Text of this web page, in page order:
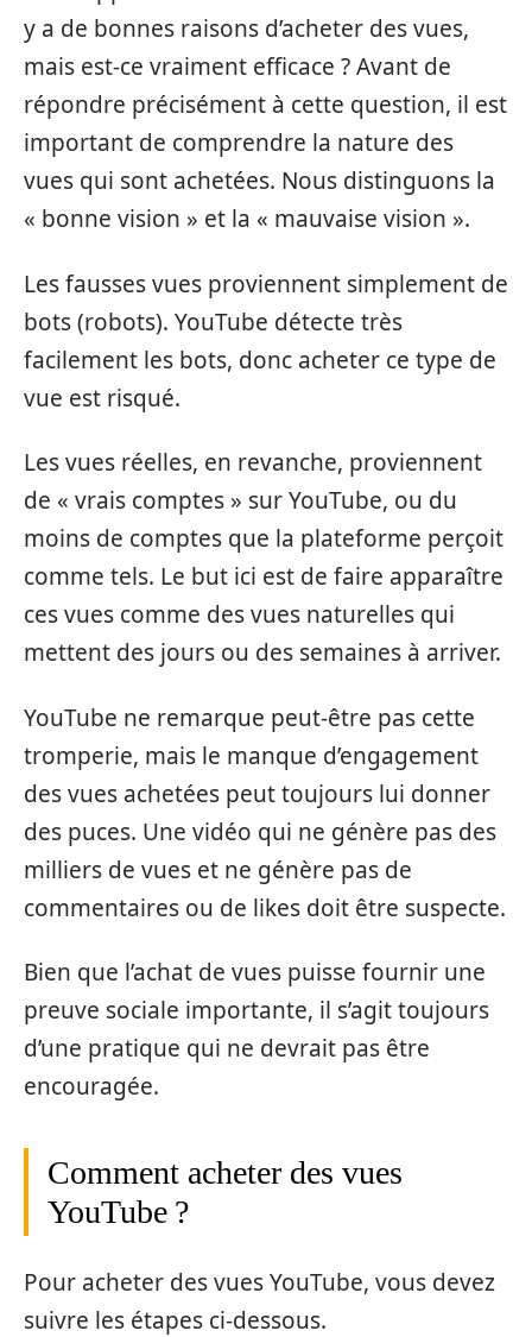
y a de bonnes raisons d’acheter des vues,
mais est-ce vraiment efficace ? Avant de
répondre précisément à cette question, il est
important de comprendre la nature des
vues qui sont achetées. Nous distinguons la
« bonne vision » et la « mauvaise vision ».
Les fausses vues proviennent simplement de
bots (robots). YouTube détecte très
facilement les bots, donc acheter ce type de
vue est risqué.
Les vues réelles, en revanche, proviennent
de « vrais comptes » sur YouTube, ou du
moins de comptes que la plateforme perçoit
comme tels. Le but ici est de faire apparaître
ces vues comme des vues naturelles qui
mettent des jours ou des semaines à arriver.
YouTube ne remarque peut-être pas cette
tromperie, mais le manque d’engagement
des vues achetées peut toujours lui donner
des puces. Une vidéo qui ne génère pas des
milliers de vues et ne génère pas de
commentaires ou de likes doit être suspecte.
Bien que l’achat de vues puisse fournir une
preuve sociale importante, il s’agit toujours
d’une pratique qui ne devrait pas être
encouragée.
Comment acheter des vues
YouTube ?
Pour acheter des vues YouTube, vous devez
suivre les étapes ci-dessous.